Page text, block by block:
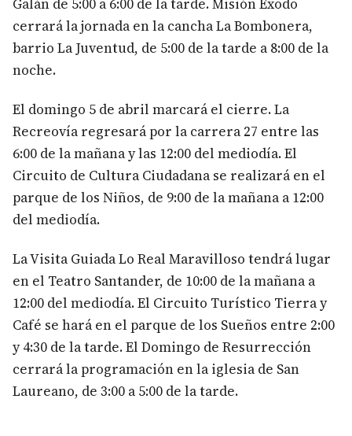
Galán de 5:00 a 6:00 de la tarde. Misión Éxodo
cerrará la jornada en la cancha La Bombonera,
barrio La Juventud, de 5:00 de la tarde a 8:00 de la
noche.
El domingo 5 de abril marcará el cierre. La
Recreovía regresará por la carrera 27 entre las
6:00 de la mañana y las 12:00 del mediodía. El
Circuito de Cultura Ciudadana se realizará en el
parque de los Niños, de 9:00 de la mañana a 12:00
del mediodía.
La Visita Guiada Lo Real Maravilloso tendrá lugar
en el Teatro Santander, de 10:00 de la mañana a
12:00 del mediodía. El Circuito Turístico Tierra y
Café se hará en el parque de los Sueños entre 2:00
y 4:30 de la tarde. El Domingo de Resurrección
cerrará la programación en la iglesia de San
Laureano, de 3:00 a 5:00 de la tarde.